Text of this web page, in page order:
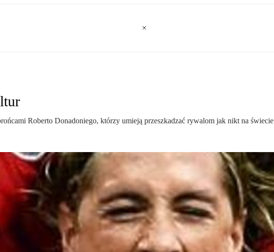
Roberto Donadoniego, którzy umieją przeszkadzać rywalom jak nikt na świecie